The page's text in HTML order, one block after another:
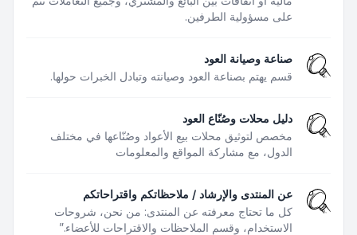
على مسؤولية الطرفين.
صناعة وصيانة العود
قسم يهتم بصناعة العود وصيانته وتبادل الخبرات حولها.
دليل محلات وصُنّاع العود
مخصص لتوثيق محلات بيع الأعواد وصُنّاعها في مختلف
الدول، مع مشاركة المواقع والمعلومات
عن المنتدى والإرشاد / ملاحظاتكم واقتراحاتكم
كل ما تحتاج معرفته عن المنتدى: من نحن، شروحات
الاستخدام، وقسم الملاحظات والاقتراحات للأعضاء.”